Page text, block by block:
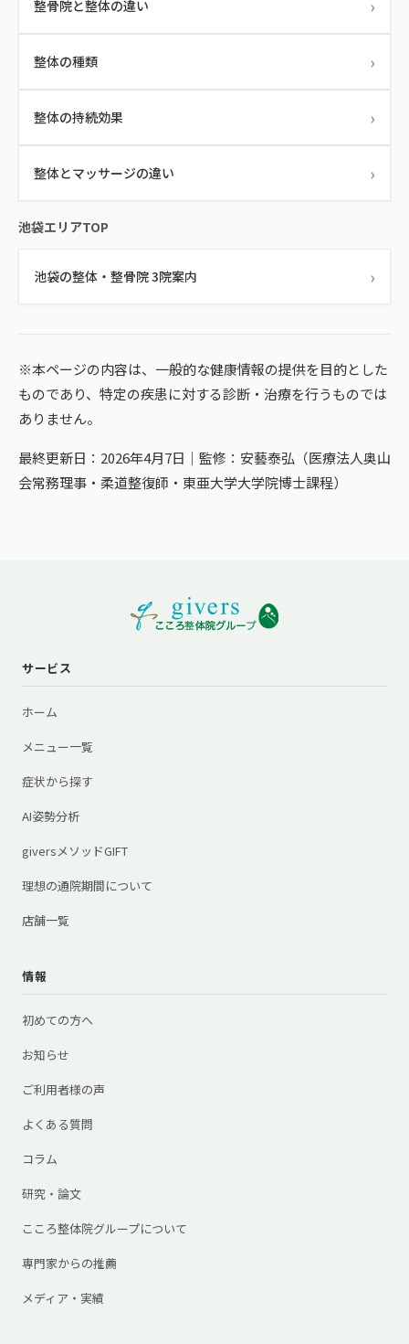
整骨院と整体の違い ›
整体の種類 ›
整体の持続効果 ›
整体とマッサージの違い ›
池袋エリアTOP
池袋の整体・整骨院 3院案内 ›
※本ページの内容は、一般的な健康情報の提供を目的とした
ものであり、特定の疾患に対する診断・治療を行うものでは
ありません。
最終更新日：2026年4月7日｜監修：安藝泰弘（医療法人奥山
会常務理事・柔道整復師・東亜大学大学院博士課程）
サービス
ホーム
メニュー一覧
症状から探す
AI姿勢分析
giversメソッドGIFT
理想の通院期間について
店舗一覧
情報
初めての方へ
お知らせ
ご利用者様の声
よくある質問
コラム
研究・論文
こころ整体院グループについて
専門家からの推薦
メディア・実績